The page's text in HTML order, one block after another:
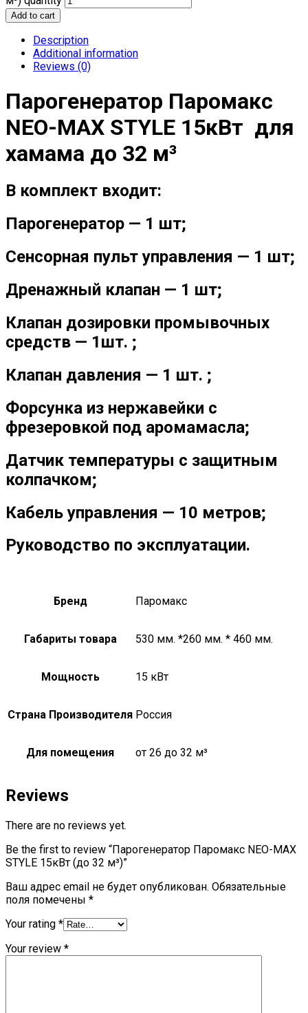
Add to cart
Description
Additional information
Reviews (0)
Парогенератор Паромакс
NEO-MAX STYLE 15кВт для
хамама до 32 м³
В комплект входит:
Парогенератор — 1 шт;
Сенсорная пульт управления — 1 шт;
Дренажный клапан — 1 шт;
Клапан дозировки промывочных
средств — 1шт. ;
Клапан давления — 1 шт. ;
Форсунка из нержавейки с
фрезеровкой под аромамасла;
Датчик температуры с защитным
колпачком;
Кабель управления — 10 метров;
Руководство по эксплуатации.
Бренд Паромакс
Габариты товара 530 мм. *260 мм. * 460 мм.
Мощность 15 кВт
Страна Производителя Россия
Для помещения от 26 до 32 м³
Reviews
There are no reviews yet.
Be the first to review “Парогенератор Паромакс NEO-MAX
STYLE 15кВт (до 32 м³)”
Ваш адрес email не будет опубликован. Обязательные
поля помечены *
Your rating *
Your review *